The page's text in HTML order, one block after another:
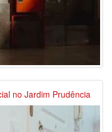
no Jardim Prudência